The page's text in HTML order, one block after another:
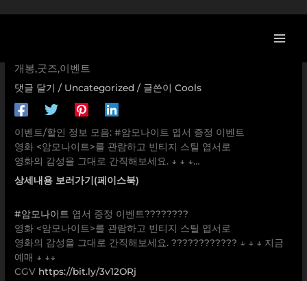
로
[이벤트] #암모나이트 엽서 증정 이벤트 영화 <암모나이트>를
관람하고 빈티지 스틸 엽서로 영화의 감성을 그대로 간직해보
개봉,굿즈,이벤트
댓글 달기 / Uncategorized / 글쓴이Cools
이벤트/할인 정보 모음: #암모나이트 엽서 증정 이벤트
영화 <암모나이트>를 관람하고 빈티지 스틸 엽서로
영화의 감성을 그대로 간직해보세요. ↓ ↓ ↓…
상세내용 보러가기(페이스북)
#암모나이트 엽서 증정 이벤트????????
영화 <암모나이트>를 관람하고 빈티지 스틸 엽서로
영화의 감성을 그대로 간직해보세요. ???????????? ↓ ↓ ↓ 지금
예매 ↓ ↓↓
CGV https://bit.ly/3v12ORj